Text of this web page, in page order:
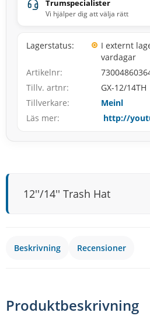
Trumspecialister
Vi hjälper dig att välja rätt
Lagerstatus
I externt
vardagar
Artikelnr
Tillv. artnr
GX-12/14TH
Tillverkare
Meinl
Läs mer
http://
12''/14'' Trash Hat
Beskrivning Recensioner
Produktbeskrivning